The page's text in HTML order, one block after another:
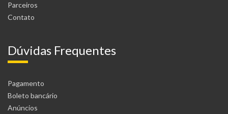
Parceiros
Contato
Dúvidas Frequentes
Pagamento
Boleto bancário
Anúncios